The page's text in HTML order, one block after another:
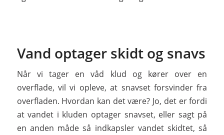
Vand optager skidt og snavs
Når vi tager en våd klud og kører over en
overflade, vil vi opleve, at snavset forsvinder fra
overfladen. Hvordan kan det være? Jo, det er fordi
at vandet i kluden optager snavset, eller sagt på
en anden måde så indkapsler vandet skidtet, så